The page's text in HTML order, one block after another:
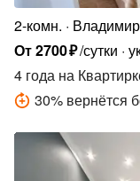
2-комн.
От2700₽/сутки
4 года на
30% вернётся